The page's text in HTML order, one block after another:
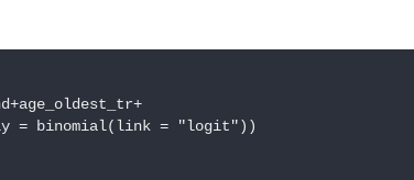
= binomial(link = "logit"))